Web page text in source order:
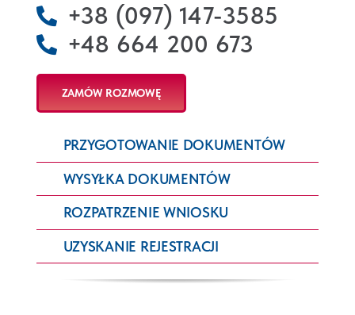
+38 (097) 147-3585
+48 664 200 673
ZAMÓW ROZMOWĘ
PRZYGOTOWANIE DOKUMENTÓW
WYSYŁKA DOKUMENTÓW
ROZPATRZENIE WNIOSKU
UZYSKANIE REJESTRACJI